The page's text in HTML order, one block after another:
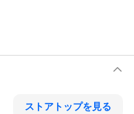
ストアトップを見る